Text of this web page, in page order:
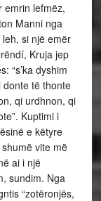
emrin lefmëz,
Manni nga
si një emër
Kruja jep
“s’ka dyshim
të thonte
qi urdhnon, qi
Kuptimi i
e këtyre
vite më
ai i një
sundim. Nga
“zotëronjës,